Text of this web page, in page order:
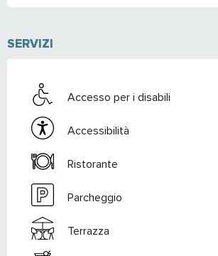
SERVIZI
Accesso per i disabili
Accessibilità
Ristorante
Parcheggio
Terrazza